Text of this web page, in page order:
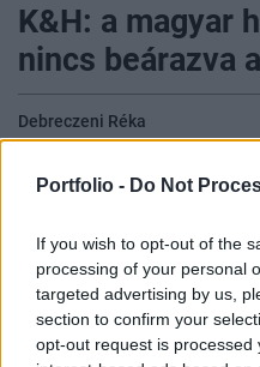
Portfolio - Do Not
If you wish to opt-out of the
processing of your personal
targeted advertising by us,
section to confirm your
opt-out request is processed
K&H: a magyar
nincs beárazva
Debreczeni Réka
5 hónapban a drágulás
hangzott el a K&H
A magyar ingatlanpiac
túlértékelt az EU-ban,